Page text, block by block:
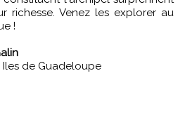
richesse. Venez les explorer au
!
de Guadeloupe